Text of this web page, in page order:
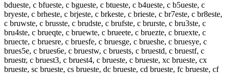
bdueste, c bfueste, c bgueste, c btueste, c b4ueste, c b5ueste, c
bryeste, c brheste, c brjeste, c brkeste, c brieste, c br7este, c br8este,
c bruwste, c brusste, c brudste, c brufste, c brurste, c bru3ste, c
bru4ste, c brueqte, c bruewte, c brueete, c bruezte, c bruexte, c
bruecte, c bruesre, c bruesfe, c bruesge, c brueshe, c bruesye, c
brues5e, c brues6e, c bruestw, c bruests, c bruestd, c bruestf, c
bruestr, c bruest3, c bruest4, c brueste, c brueste, xc brueste, cx
brueste, sc brueste, cs brueste, dc brueste, cd brueste, fc brueste, cf